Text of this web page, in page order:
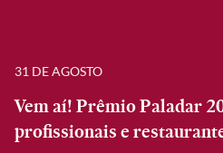
31 DE AGOSTO
Vem aí! Prêmio Paladar
profissionais e